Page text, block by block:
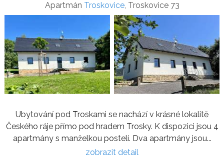
Apartmán Troskovice, Troskovice 73
Ubytování pod Troskami se nachází v krásné lokalitě
Českého ráje přímo pod hradem Trosky. K dispozici jsou 4
apartmány s manželkou postelí. Dva apartmány jsou...
zobrazit detail